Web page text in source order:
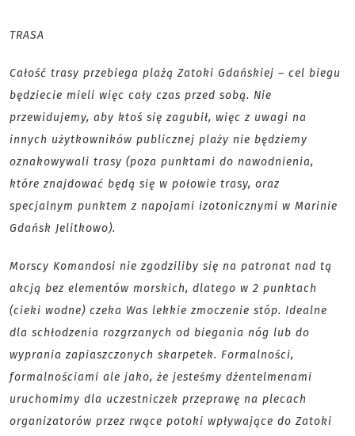
TRASA
Całość trasy przebiega plażą Zatoki Gdańskiej – cel biegu
będziecie mieli więc cały czas przed sobą. Nie
przewidujemy, aby ktoś się zagubił, więc z uwagi na
innych użytkowników publicznej plaży nie będziemy
oznakowywali trasy (poza punktami do nawodnienia,
które znajdować będą się w połowie trasy, oraz
specjalnym punktem z napojami izotonicznymi w Marinie
Gdańsk Jelitkowo).
Morscy Komandosi nie zgodziliby się na patronat nad tą
akcją bez elementów morskich, dlatego w 2 punktach
(cieki wodne) czeka Was lekkie zmoczenie stóp. Idealne
dla schłodzenia rozgrzanych od biegania nóg lub do
wyprania zapiaszczonych skarpetek. Formalności,
formalnościami ale jako, że jesteśmy dżentelmenami
uruchomimy dla uczestniczek przeprawę na plecach
organizatorów przez rwące potoki wpływające do Zatoki